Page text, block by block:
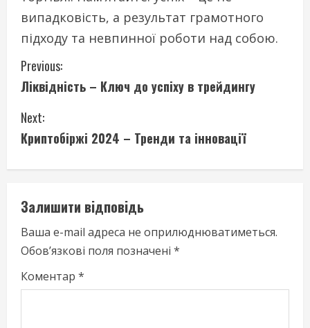
випадковість, а результат грамотного
підходу та невпинної роботи над собою.
C
o
n
n
u
e
Previous:
Ліквідність – Ключ до успіху в трейдингу
Next:
Криптобіржі 2024 – Тренди та інновації
Залишити відповідь
Ваша e-mail адреса не оприлюднюватиметься.
Обов’язкові поля позначені *
Коментар *